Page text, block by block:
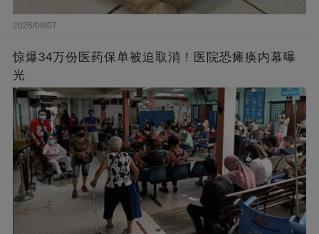
2026/08/07
惊爆34万份医药保单被迫取消！医院恐瘫痪内幕曝
光